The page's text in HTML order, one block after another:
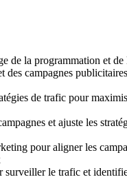
de la programmation et de
des campagnes
de trafic pour
et ajuste les
pour aligner les
surveiller le trafic et